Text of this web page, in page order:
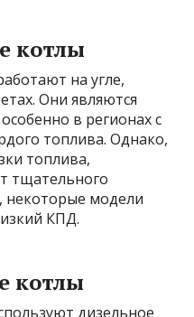
котлы
на угле,
Они являются
в регионах с
топлива. Однако,
топлива,
тщательного
некоторые модели
КПД.
котлы
дизельное